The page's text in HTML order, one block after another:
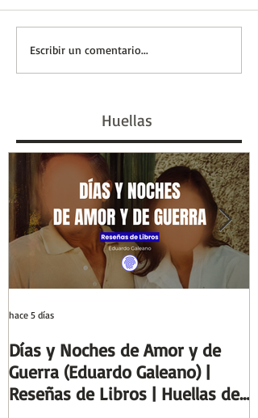
Entre el cálamo y el
escriba egipcio |
Columnas de Egipto |
Huellas de la Historia
Escribir un comentario...
Huellas
Días y Noches de Amor y de
Guerra (Eduardo Galeano) |
Reseñas de Libros | Huellas de
hace 5 días